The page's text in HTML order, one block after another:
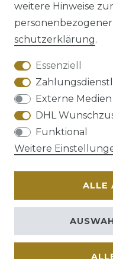
AGB
weitere Hinweise
schutz­erklärung.
Essenziell
Externe Medien
DHL
Funktional
Weitere
ALLE